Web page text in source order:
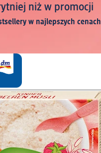
niż w promocji
w najlepszych cenach